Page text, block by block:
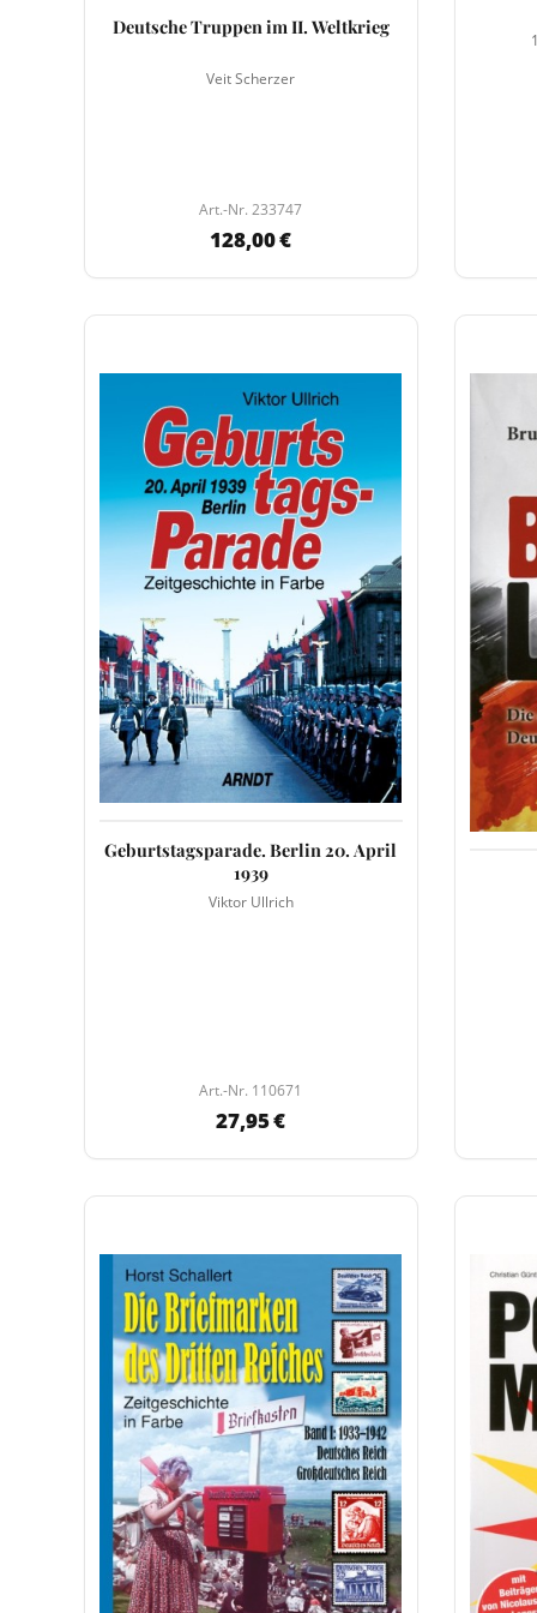
Deutsche Truppen im II. Weltkrieg
Veit Scherzer
Art.-Nr. 233747
128,00 €
Geburtstagsparade. Berlin 20. April
1939
Viktor Ullrich
Art.-Nr. 110671
27,95 €